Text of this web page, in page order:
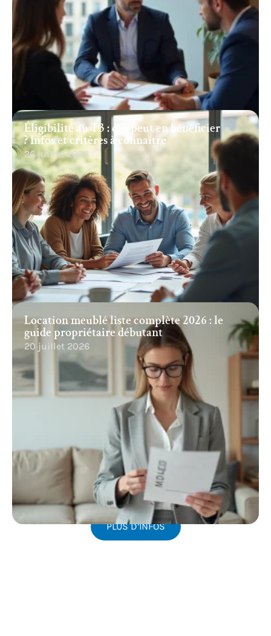
Éligibilité au T3 : qui peut en bénéficier
? Infos et critères à connaître
26 juillet 2026
Location meublé liste complète 2026 : le
guide propriétaire débutant
20 juillet 2026
PLUS D’INFOS